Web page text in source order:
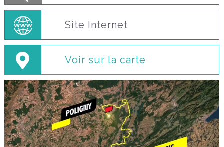
Site Internet
Voir sur la carte